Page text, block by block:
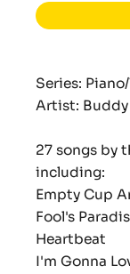
Series:
Artist: Buddy
27 songs by
including:
Empty Cup
Fool's
Heartbeat
I'm Gonna